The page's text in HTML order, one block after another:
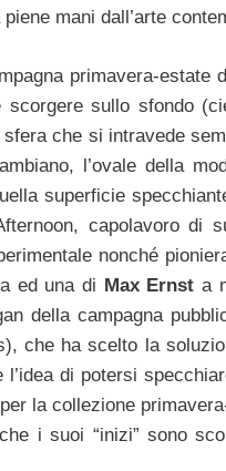
mani dall’arte
primavera-estate
sullo sfondo
sfera che si intravede
l’ovale della
superficie
capolavoro di
nonché
ed una di Max Ernst a
della campagna
che ha scelto la
di potersi
la collezione
i suoi “inizi” sono